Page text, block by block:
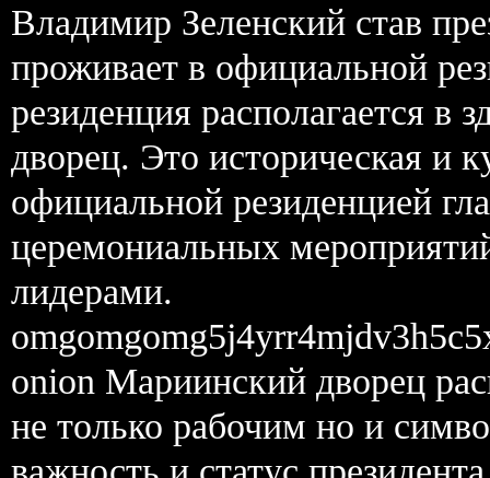
Владимир Зеленский став
проживает в официальной
резиденция располагается в
дворец. Это историческая и
официальной резиденцией
церемониальных
лидерами.
onion Мариинский дворец
не только рабочим но и